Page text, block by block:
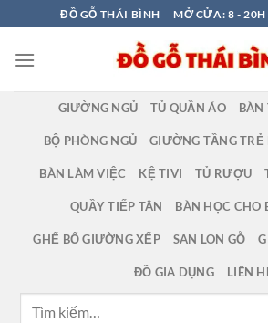
qua
nội
ĐỒ GỖ THÁI BÌNH MỞ CỬA: 8 - 20H
GIƯỜNG NGỦ TỦ QUẦN ÁO BÀN
BỘ PHÒNG NGỦ GIƯỜNG TẦNG TRẺ
BÀN LÀM VIỆC KỆ TIVI TỦ RƯỢU
QUẦY TIẾP TÂN BÀN HỌC CHO
GHẾ BỐ GIƯỜNG XẾP SAN LON GỖ
ĐỒ GIA DỤNG LIÊN